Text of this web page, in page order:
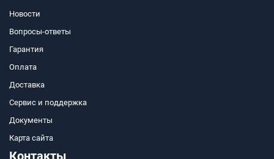
Новости
Вопросы-ответы
Гарантия
Оплата
Доставка
Сервис и поддержка
Документы
Карта сайта
Контакты